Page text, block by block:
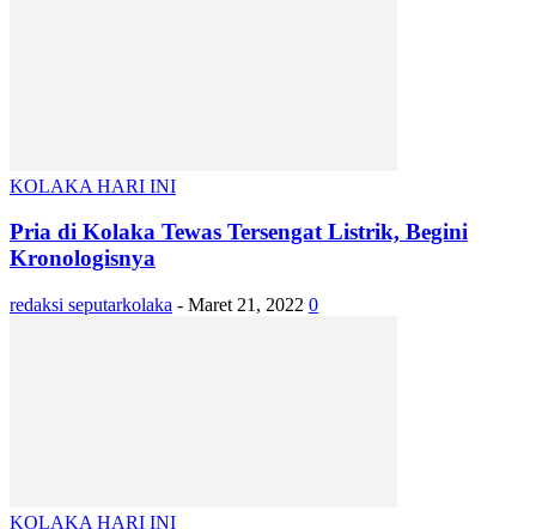
KOLAKA HARI INI
Pria di Kolaka Tewas Tersengat Listrik, Begini
Kronologisnya
redaksi seputarkolaka - Maret 21, 2022 0
KOLAKA HARI INI